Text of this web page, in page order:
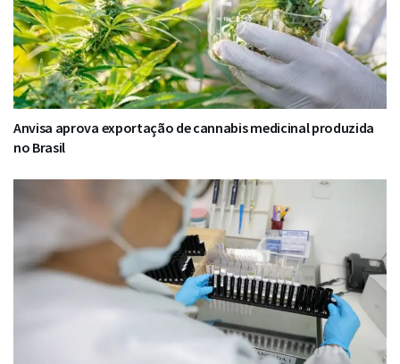
Anvisa aprova exportação de cannabis medicinal produzida
no Brasil